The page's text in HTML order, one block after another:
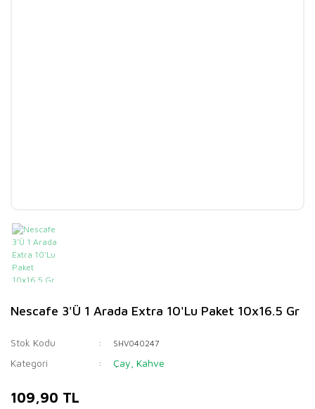
Nescafe 3'Ü 1 Arada Extra 10'Lu Paket 10x16.5 Gr
Stok Kodu SHV040247
Kategori Çay, Kahve
109,90 TL